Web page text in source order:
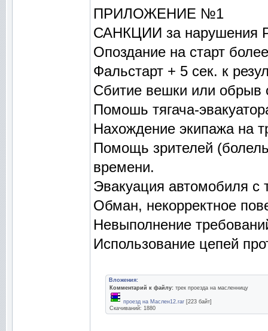
ПРИЛОЖЕНИЕ №1
САНКЦИИ за нарушения
Опоздание на старт
Фальстарт + 5 сек. к
Сбитие вешки или обрыв
Помошь тягача-
Нахождение экипажа на
Помощь зрителей
времени.
Эвакуация автомобиля с
Обман, некорректное
Невыполнение
Использование цепей
Вложения:
Комментарий к файлу: трек проезда на масленницу
проезд на Маслен12.rar [223 байт]
Скачиваний: 1880